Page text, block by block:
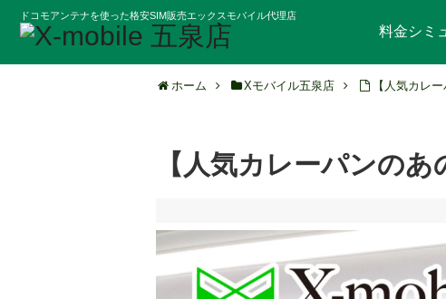
ドコモアンテナを使った格安SIM販売エックスモバイル代理店
料金シミ
ホーム Xモバイル五泉店 【人気カレ
【人気カレーパンのあ